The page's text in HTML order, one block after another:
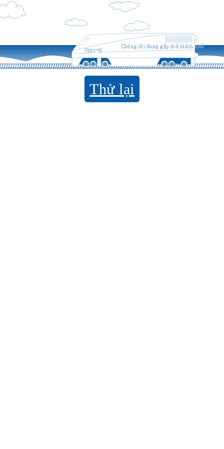
Opps =((
Chúng tôi đang gặp thử thách nhỏ
Thử lại